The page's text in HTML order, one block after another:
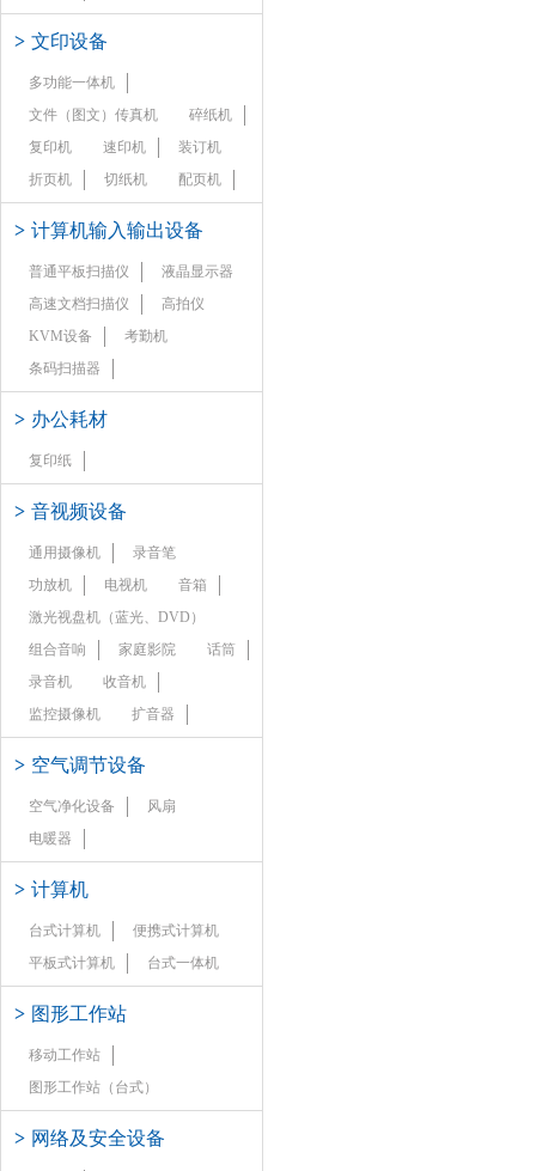
> 文印设备
多功能一体机
文件（图文）传真机
碎纸机
复印机
速印机
装订机
折页机
切纸机 配页机
> 计算机输入输出设备
普通平板扫描仪
液晶显示器
高速文档扫描仪
高拍仪
KVM设备
考勤机
条码扫描器
> 办公耗材
复印纸
> 音视频设备
通用摄像机
录音笔
功放机
电视机
音箱
激光视盘机（蓝光、DVD）
组合音响
家庭影院
话筒
录音机
收音机
监控摄像机
扩音器
> 空气调节设备
空气净化设备
风扇
电暖器
> 计算机
台式计算机
便携式计算机
平板式计算机
台式一体机
> 图形工作站
移动工作站
图形工作站（台式）
> 网络及安全设备